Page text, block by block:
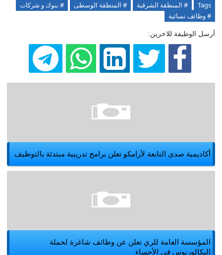
Tags # المنطقة الشرقية # المنطقة الوسطى
# بنوك و شركات
# وظائف نسائية
أرسل الوظيفة للاخرين:
أكاديمية صدى التابعة لأرامكو تعلن برامج تدريبية مبتدئة بالتوظيف
المؤسسة العامة للري تعلن عن وظائف شاغرة لحملة
البكالوريوس في الأحساء